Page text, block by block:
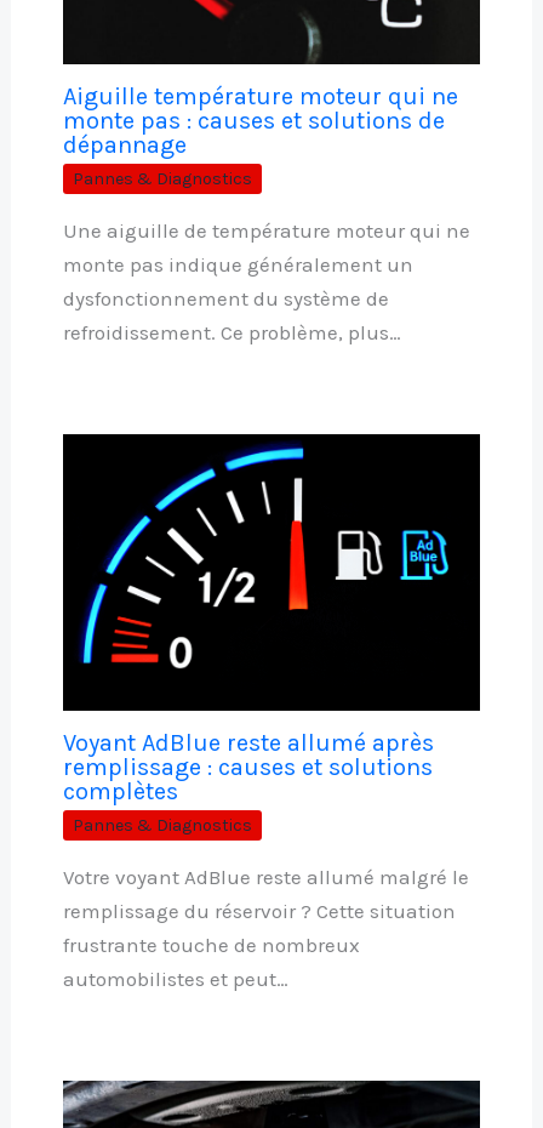
Aiguille température moteur qui ne
monte pas : causes et solutions de
dépannage
Pannes & Diagnostics
Une aiguille de température moteur qui ne
monte pas indique généralement un
dysfonctionnement du système de
refroidissement. Ce problème, plus…
Voyant AdBlue reste allumé après
remplissage : causes et solutions
complètes
Pannes & Diagnostics
Votre voyant AdBlue reste allumé malgré le
remplissage du réservoir ? Cette situation
frustrante touche de nombreux
automobilistes et peut…